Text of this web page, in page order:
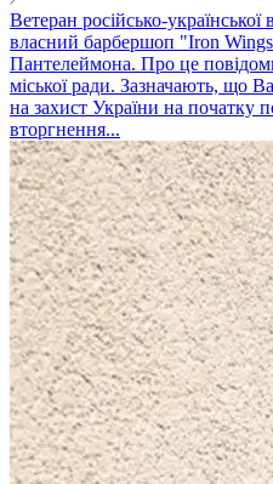
Ветеран російсько-
власний барбершоп "Iron
Пантелеймона. Про це
міської ради. Зазначають, що
на захист України на початку
вторгнення...